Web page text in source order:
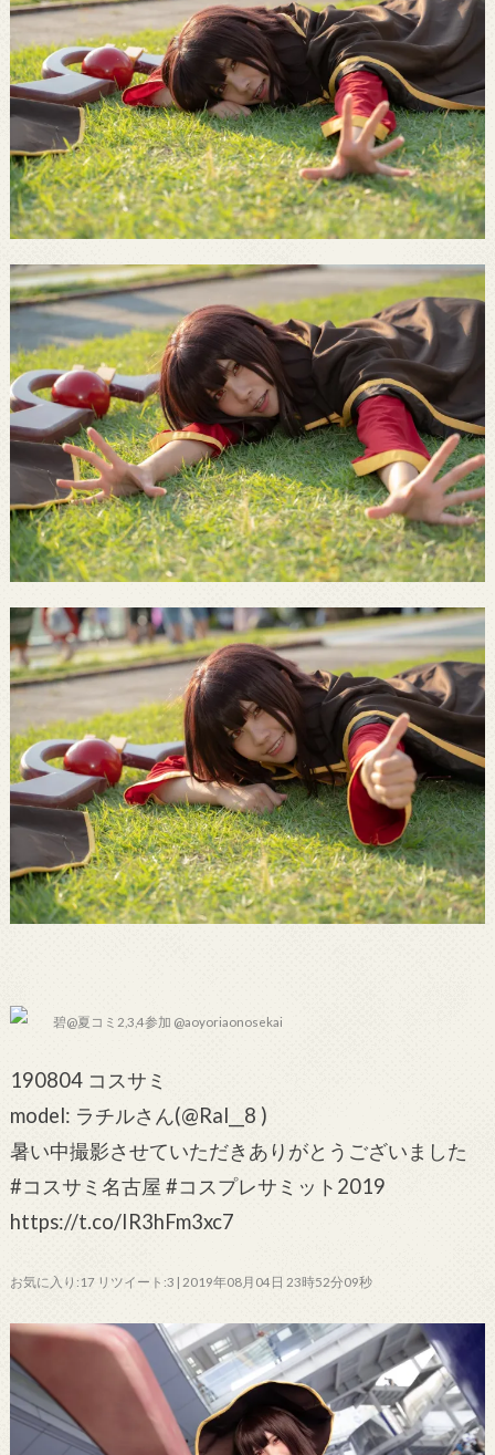
碧@夏コミ2,3,4参加 @aoyoriaonosekai
190804 コスサミ
model: ラチルさん(@Ral__8 )
暑い中撮影させていただきありがとうございました
#コスサミ名古屋 #コスプレサミット2019
https://t.co/IR3hFm3xc7
お気に入り:17 リツイート:3 | 2019年08月04日 23時52分09秒